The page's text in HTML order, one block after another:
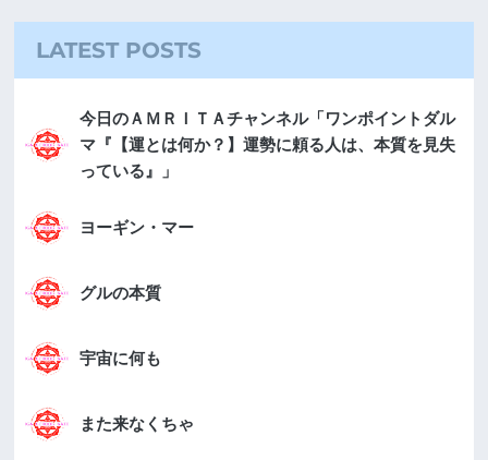
LATEST POSTS
今日のＡＭＲＩＴＡチャンネル「ワンポイントダル
マ『【運とは何か？】運勢に頼る人は、本質を見失
っている』」
ヨーギン・マー
グルの本質
宇宙に何も
また来なくちゃ